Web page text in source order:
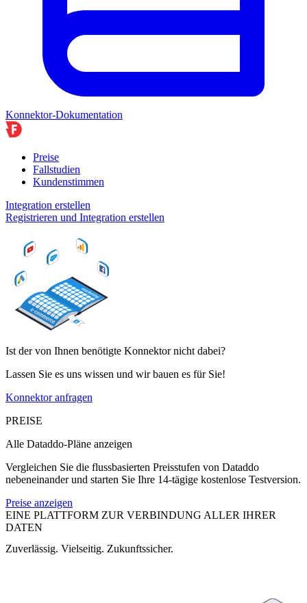
Konnektor-Dokumentation
Preise
Fallstudien
Kundenstimmen
Integration erstellen
Registrieren und Integration erstellen
Ist der von Ihnen benötigte Konnektor nicht dabei?
Lassen Sie es uns wissen und wir bauen es für Sie!
Konnektor anfragen
PREISE
Alle Dataddo-Pläne anzeigen
Vergleichen Sie die flussbasierten Preisstufen von Dataddo
nebeneinander und starten Sie Ihre 14-tägige kostenlose Testversion.
Preise anzeigen
EINE PLATTFORM ZUR VERBINDUNG ALLER IHRER
DATEN
Zuverlässig. Vielseitig. Zukunftssicher.